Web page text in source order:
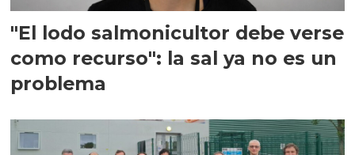
"El lodo salmonicultor debe verse
como recurso": la sal ya no es un
problema